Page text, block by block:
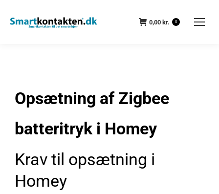
0,00 kr. 0
Opsætning af Zigbee
batteritryk i Homey
Krav til opsætning i
Homey